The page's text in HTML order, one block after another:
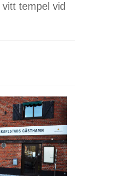
tempel vid